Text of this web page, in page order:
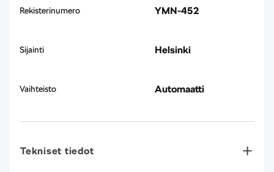
Rekisterinumero YMN-452
Sijainti Helsinki
Vaihteisto Automaatti
Tekniset tiedot